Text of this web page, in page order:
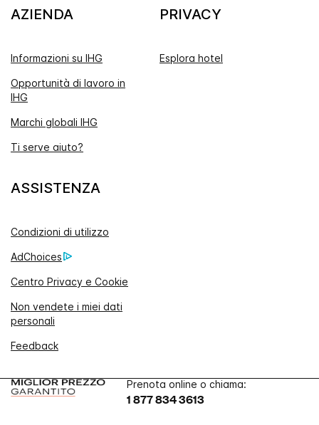
AZIENDA
Informazioni su IHG
Opportunità di lavoro in
IHG
Marchi globali IHG
Ti serve aiuto?
PRIVACY
Esplora hotel
ASSISTENZA
Condizioni di utilizzo
AdChoices
Centro Privacy e Cookie
Non vendete i miei dati
personali
Feedback
Prenota online o chiama:
1 877 834 3613